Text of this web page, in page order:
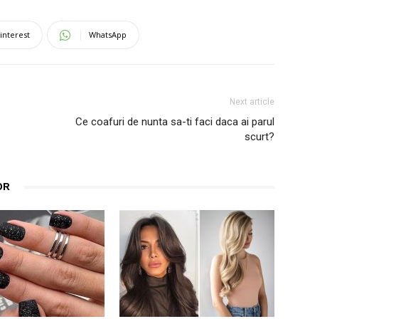
WhatsApp
Next article
Ce coafuri de nunta sa-ti faci daca ai parul
scurt?